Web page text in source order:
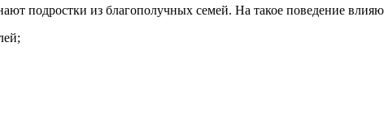
подростки из благополучных семей. На такое поведение